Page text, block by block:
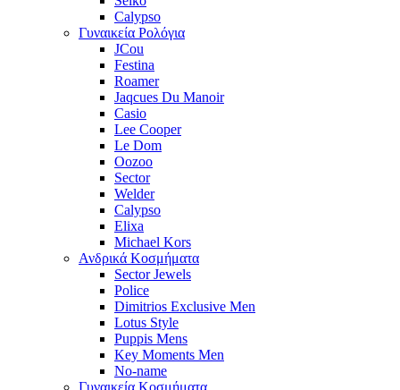
Calypso
Γυναικεία Ρολόγια
JCou
Festina
Roamer
Jaqcues Du Manoir
Casio
Lee Cooper
Le Dom
Oozoo
Sector
Welder
Calypso
Elixa
Michael Kors
Ανδρικά Κοσμήματα
Sector Jewels
Police
Dimitrios Exclusive Men
Lotus Style
Puppis Mens
Key Moments Men
No-name
Γυναικεία Κοσμήματα